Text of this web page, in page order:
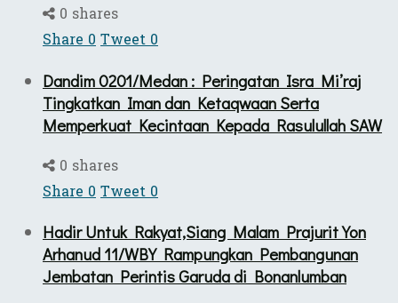
0 shares
Share0Tweet0
Dandim 0201/Medan : Peringatan Isra Mi’raj
Tingkatkan Iman dan Ketaqwaan Serta
Memperkuat Kecintaan Kepada Rasulullah SAW
0 shares
Share0Tweet0
Hadir Untuk Rakyat,Siang Malam Prajurit Yon
Arhanud 11/WBY Rampungkan Pembangunan
Jembatan Perintis Garuda di Bonanlumban